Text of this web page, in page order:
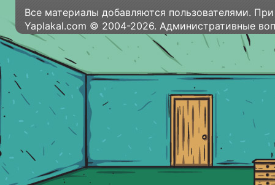
Все материалы добавляются пользователями.
Yaplakal.com © 2004-2026. Административные